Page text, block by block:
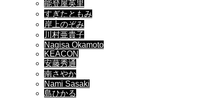
能登屋英里
すぎたともみ
岸上のぞみ
川村亜貴子
Nagisa Okamoto
KEACON
安藤秀通
南さやか
Nami Sasaki
島ひかる